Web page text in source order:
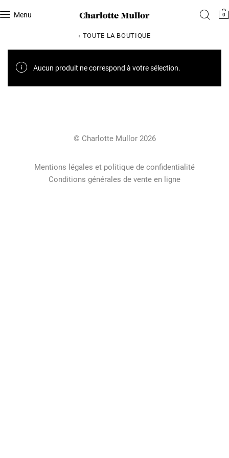
Menu 0
‹ TOUTE LA BOUTIQUE
Aucun produit ne correspond à votre sélection.
© Charlotte Mullor 2026
Mentions légales et politique de confidentialité
Conditions générales de vente en ligne